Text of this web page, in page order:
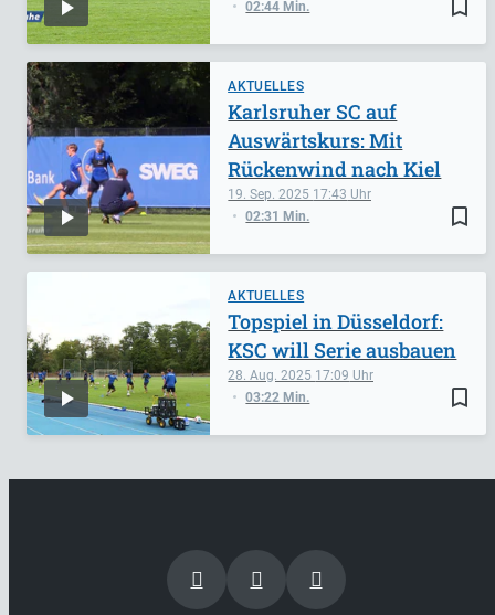
bookmark_border
02:44 Min.
AKTUELLES
bookmark_border
19. Sep. 2025 17:43
02:31 Min.
Karlsruher SC auf
Auswärtskurs: Mit
Rückenwind nach Kiel
AKTUELLES
bookmark_border
28. Aug. 2025 17:09
03:22 Min.
Topspiel in Düsseldorf:
KSC will Serie ausbauen